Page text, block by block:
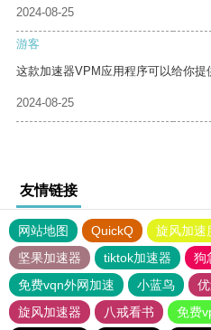
2024-08-25
游客
这款加速器VPM应用程序可以给你提
2024-08-25
友情链接
网站地图 QuickQ 旋风加速
坚果加速器
tiktok加速器
狗
免费vqn外网加速
小蓝鸟
旋风加速器
八戒看书 免费